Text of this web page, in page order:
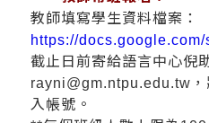
教師填寫學生資料檔案：
https://
截止日前寄給語言中心倪
rayni@gm.ntpu.edu.tw，
入帳號。